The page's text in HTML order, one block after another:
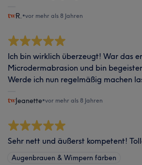
R. •vor mehr als 8 Jahren
Ich bin wirklich überzeugt! War das
Microdermabrasion und bin
Werde ich nun regelmäßig machen
Jeanette•vor mehr als 8 Jahren
Sehr nett und äußerst kompetent!
Augenbrauen & Wimpern färben